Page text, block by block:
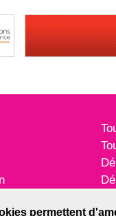
permettent